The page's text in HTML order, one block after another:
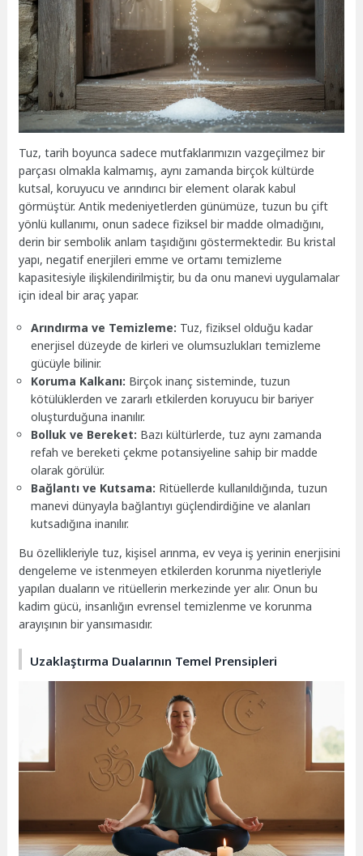
Tuz, tarih boyunca sadece mutfaklarımızın vazgeçilmez bir
parçası olmakla kalmamış, aynı zamanda birçok kültürde
kutsal, koruyucu ve arındırıcı bir element olarak kabul
görmüştür. Antik medeniyetlerden günümüze, tuzun bu çift
yönlü kullanımı, onun sadece fiziksel bir madde olmadığını,
derin bir sembolik anlam taşıdığını göstermektedir. Bu kristal
yapı, negatif enerjileri emme ve ortamı temizleme
kapasitesiyle ilişkilendirilmiştir, bu da onu manevi uygulamalar
için ideal bir araç yapar.
Arındırma ve Temizleme: Tuz, fiziksel olduğu kadar
enerjisel düzeyde de kirleri ve olumsuzlukları temizleme
gücüyle bilinir.
Koruma Kalkanı: Birçok inanç sisteminde, tuzun
kötülüklerden ve zararlı etkilerden koruyucu bir bariyer
oluşturduğuna inanılır.
Bolluk ve Bereket: Bazı kültürlerde, tuz aynı zamanda
refah ve bereketi çekme potansiyeline sahip bir madde
olarak görülür.
Bağlantı ve Kutsama: Ritüellerde kullanıldığında, tuzun
manevi dünyayla bağlantıyı güçlendirdiğine ve alanları
kutsadığına inanılır.
Bu özellikleriyle tuz, kişisel arınma, ev veya iş yerinin enerjisini
dengeleme ve istenmeyen etkilerden korunma niyetleriyle
yapılan duaların ve ritüellerin merkezinde yer alır. Onun bu
kadim gücü, insanlığın evrensel temizlenme ve korunma
arayışının bir yansımasıdır.
Uzaklaştırma Dualarının Temel Prensipleri